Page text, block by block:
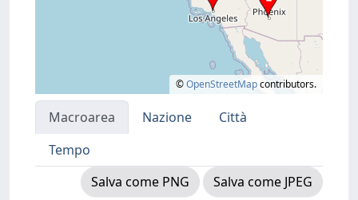
©OpenStreetMapcontributors.
Macroarea Nazione
Città
Tempo
Salva come PNG
Salva come JPEG